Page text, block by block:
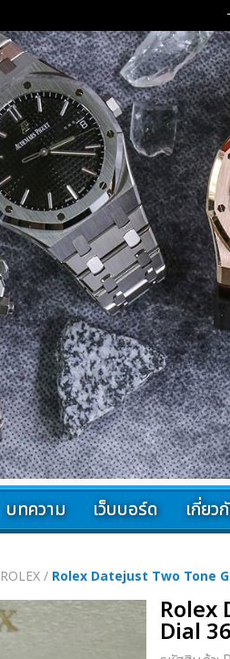
บทความ เว็บบอร์ด เกี่ยว
ROLEX/ Rolex Datejust Two Tone
Rolex
Dial